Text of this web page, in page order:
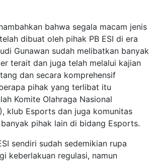
bahwa segala macam jenis
dibuat oleh pihak PB ESI di era
Gunawan sudah melibatkan banyak
terait dan juga telah melalui kajian
dan secara komprehensif
pihak yang terlibat itu
Komite Olahraga Nasional
klub Esports dan juga komunitas
pihak lain di bidang Esports.
sendiri sudah sedemikian rupa
keberlakuan regulasi, namun